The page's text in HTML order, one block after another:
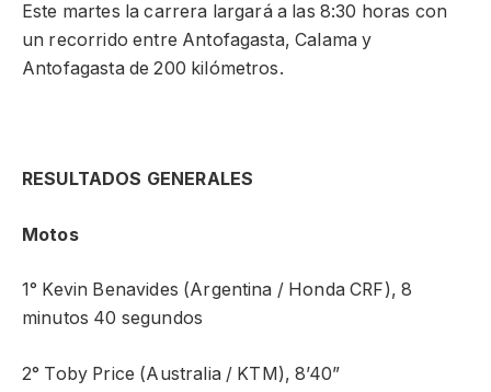
Este martes la carrera largará a las 8:30 horas con
un recorrido entre Antofagasta, Calama y
Antofagasta de 200 kilómetros.
RESULTADOS GENERALES
Motos
1° Kevin Benavides (Argentina / Honda CRF), 8
minutos 40 segundos
2° Toby Price (Australia / KTM), 8’40”